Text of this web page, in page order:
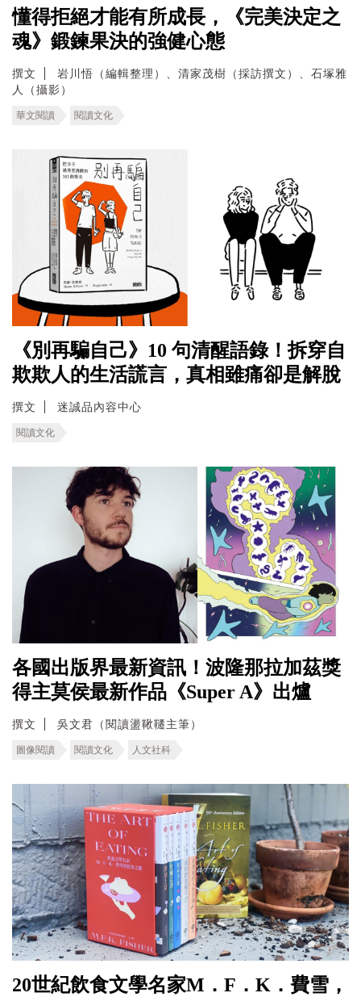
懂得拒絕才能有所成長，《完美決定之
魂》鍛鍊果決的強健心態
撰文
岩川悟（編輯整理）、清家茂樹（採訪撰文）、石塚雅
人（攝影）
華文閱讀 閱讀文化
《別再騙自己》10 句清醒語錄！拆穿自
欺欺人的生活謊言，真相雖痛卻是解脫
撰文 迷誠品內容中心
閱讀文化
各國出版界最新資訊！波隆那拉加茲獎
得主莫侯最新作品《Super A》出爐
撰文 吳文君（閱讀盪鞦韆主筆）
圖像閱讀 閱讀文化 人文社科
20世紀飲食文學名家M．F．K．費雪，